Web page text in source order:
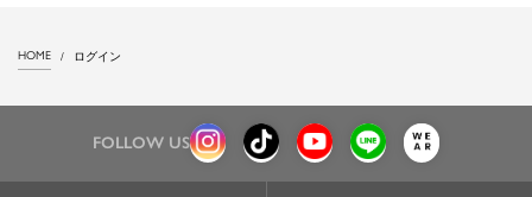
HOME ログイン
FOLLOW US